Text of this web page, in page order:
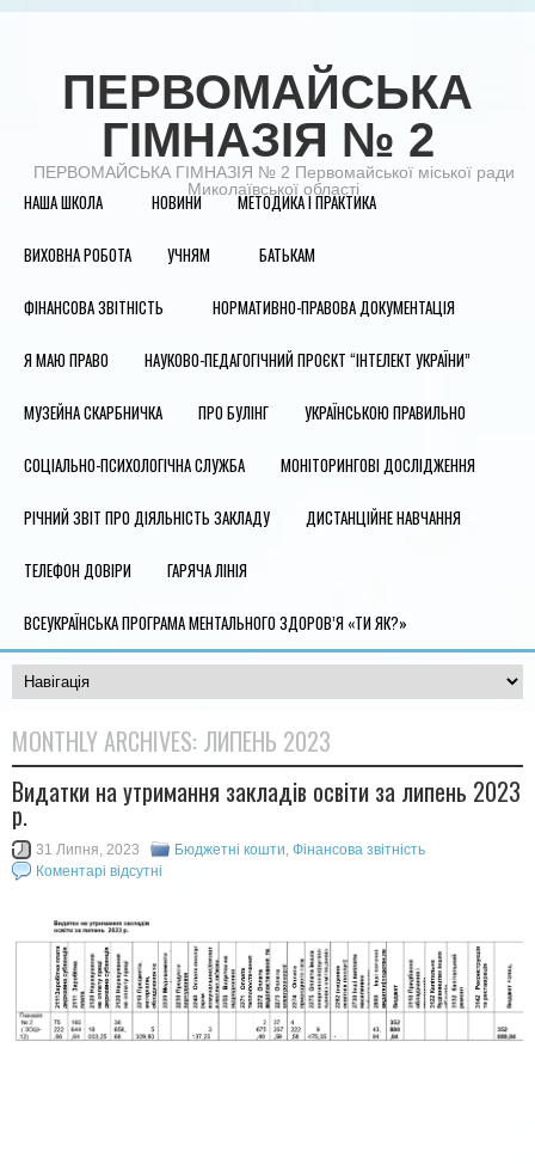
ПЕРВОМАЙСЬКА
ГІМНАЗІЯ № 2
ПЕРВОМАЙСЬКА ГІМНАЗІЯ № 2 Первомайської міської ради
Миколаївської області
НАША ШКОЛА НОВИНИ МЕТОДИКА І ПРАКТИКА
ВИХОВНА РОБОТА УЧНЯМ БАТЬКАМ
ФІНАНСОВА ЗВІТНІСТЬ НОРМАТИВНО-ПРАВОВА ДОКУМЕНТАЦІЯ
Я МАЮ ПРАВО НАУКОВО-ПЕДАГОГІЧНИЙ ПРОЄКТ “ІНТЕЛЕКТ УКРАЇНИ”
МУЗЕЙНА СКАРБНИЧКА ПРО БУЛІНГ УКРАЇНСЬКОЮ ПРАВИЛЬНО
СОЦІАЛЬНО-ПСИХОЛОГІЧНА СЛУЖБА МОНІТОРИНГОВІ ДОСЛІДЖЕННЯ
РІЧНИЙ ЗВІТ ПРО ДІЯЛЬНІСТЬ ЗАКЛАДУ ДИСТАНЦІЙНЕ НАВЧАННЯ
ТЕЛЕФОН ДОВІРИ ГАРЯЧА ЛІНІЯ
ВСЕУКРАЇНСЬКА ПРОГРАМА МЕНТАЛЬНОГО ЗДОРОВ’Я «ТИ ЯК?»
MONTHLY ARCHIVES: ЛИПЕНЬ 2023
Видатки на утримання закладів освіти за липень 2023
р.
31 Липня, 2023 Бюджетні кошти, Фінансова звітність
Коментарі відсутні